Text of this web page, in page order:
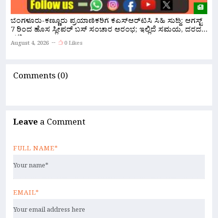
ಬೆಂಗಳೂರು-ಕಣ್ಣೂರು ಪ್ರಯಾಣಿಕರಿಗೆ ಕೆಎಸ್‌ಆರ್‌ಟಿಸಿ ಸಿಹಿ ಸುದ್ದಿ: ಆಗಸ್ಟ್
7 ರಿಂದ ಹೊಸ ಸ್ಲೀಪರ್ ಬಸ್ ಸಂಚಾರ ಆರಂಭ; ಇಲ್ಲಿದೆ ಸಮಯ, ದರದ
ಪಟ್ಟಿ!
August 4, 2026 0 Likes
Comments (0)
Leave a Comment
FULL NAME*
EMAIL*